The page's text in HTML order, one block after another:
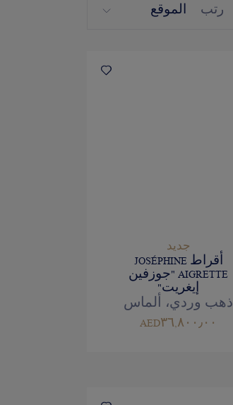
رتب
جديد
أقراط JOSÉPHINE
AIGRETTE "جوزفين
إيغريت"
ذهب وردي، ألماس
AED٣٦,٨٠٠٫٠٠